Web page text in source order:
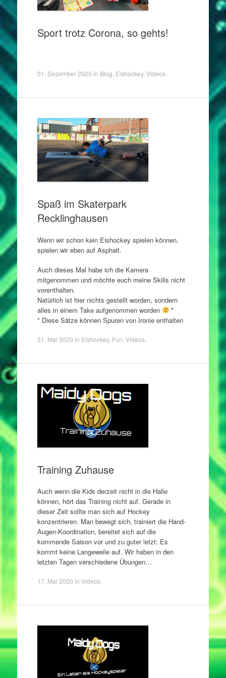
Sport trotz Corona, so gehts!
01. Dezember 2020 in Blog Eishockey, Videos.
Spaß im Skaterpark
Recklinghausen
Wenn wir schon kein Eishockey spielen können,
spielen wir eben auf Asphalt.
Auch dieses Mal habe ich die Kamera
mitgenommen und möchte euch meine Skills nicht
vorenthalten.
Natürlich ist hier nichts gestellt worden, sondern
alles in einem Take aufgenommen worden
*
* Diese Sätze können Spuren von Ironie enthalten
31. Mai 2020 in Eishockey, Fun Videos.
Training Zuhause
Auch wenn die Kids derzeit nicht in die Halle
können, hört das Training nicht auf. Gerade in
dieser Zeit sollte man sich auf Hockey
konzentrieren. Man bewegt sich, trainiert die Hand-
Augen-Koordination, bereitet sich auf die
kommende Saison vor und zu guter letzt: Es
kommt keine Langeweile auf. Wir haben in den
letzten Tagen verschiedene Übungen…
17. Mai 2020 in Videos.